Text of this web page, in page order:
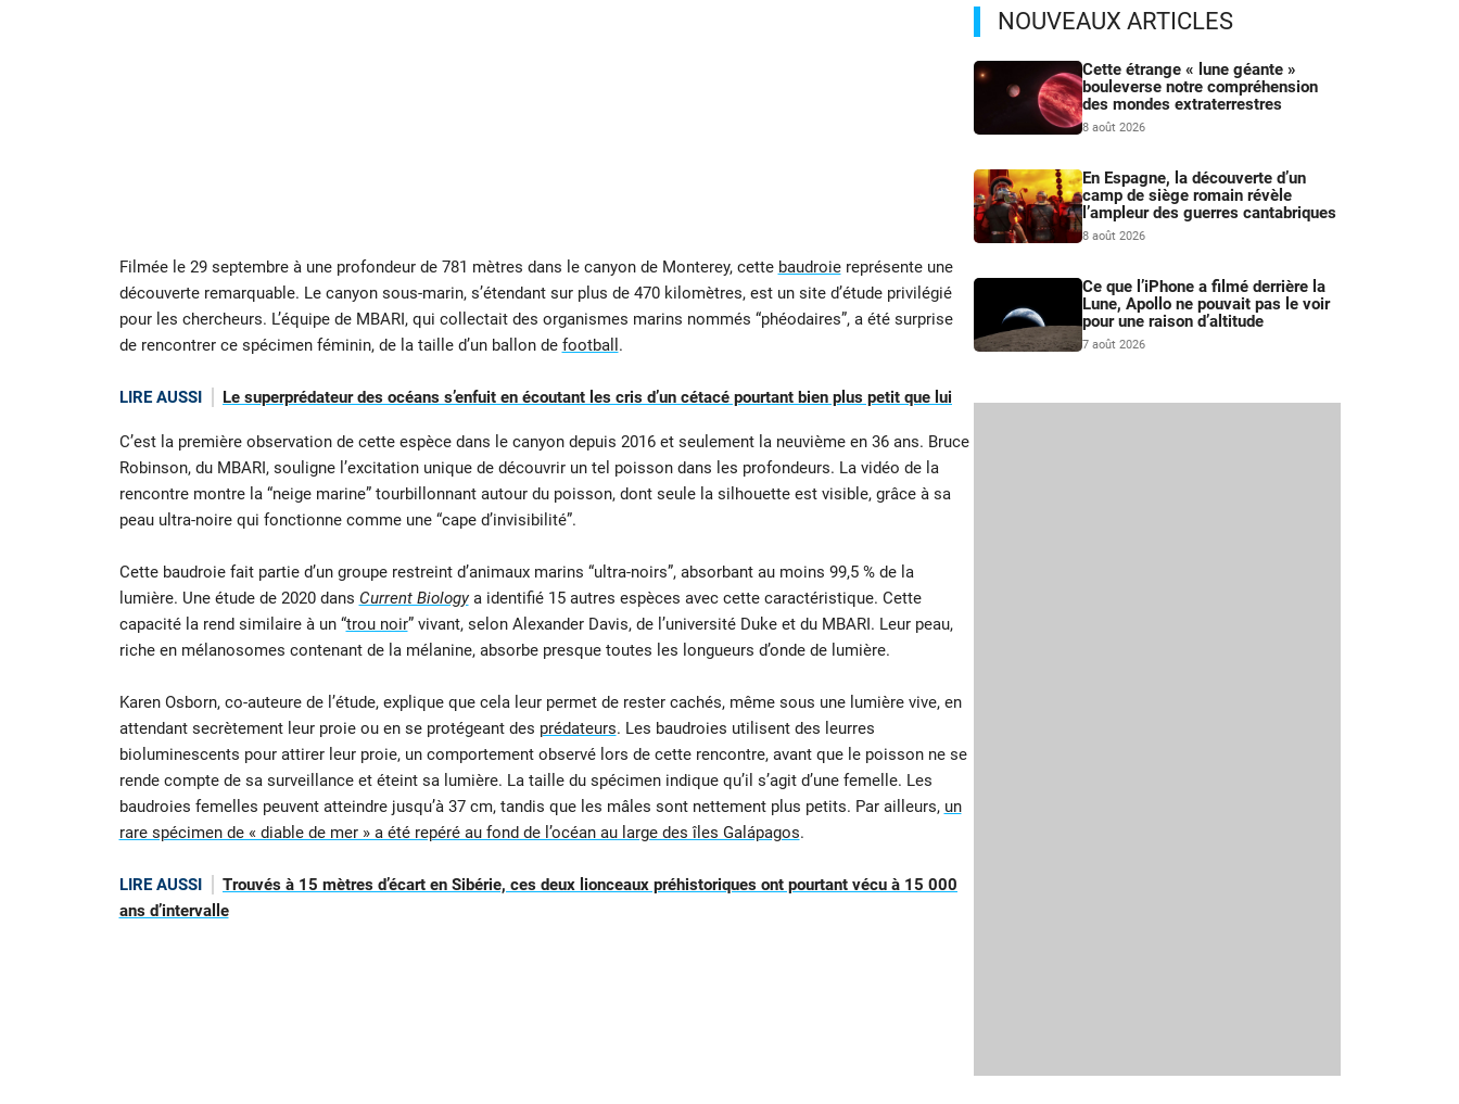
Filmée le 29 septembre à une profondeur de 781 mètres dans le canyon de Monterey, cette baudroiereprésente une
découverte remarquable. Le canyon sous-marin, s’étendant sur plus de 470 kilomètres, est un site d’étude privilégié
pour les chercheurs. L’équipe de MBARI, qui collectait des organismes marins nommés “phéodaires”, a été surprise
de rencontrer ce spécimen féminin, de la taille d’un ballon de football .
LIRE AUSSI Le superprédateur des océans s’enfuit en écoutant les cris d’un cétacé pourtant bien plus petit que lui
C’est la première observation de cette espèce dans le canyon depuis 2016 et seulement la neuvième en 36 ans. Bruce
Robinson, du MBARI, souligne l’excitation unique de découvrir un tel poisson dans les profondeurs. La vidéo de la
rencontre montre la “neige marine” tourbillonnant autour du poisson, dont seule la silhouette est visible, grâce à sa
peau ultra-noire qui fonctionne comme une “cape d’invisibilité”.
Cette baudroie fait partie d’un groupe restreint d’animaux marins “ultra-noirs”, absorbant au moins 99,5 % de la
lumière. Une étude de 2020 dans Current Biologya identifié 15 autres espèces avec cette caractéristique. Cette
capacité la rend similaire à un “trou noir” vivant, selon Alexander Davis, de l’université Duke et du MBARI. Leur peau,
riche en mélanosomes contenant de la mélanine, absorbe presque toutes les longueurs d’onde de lumière.
Karen Osborn, co-auteure de l’étude, explique que cela leur permet de rester cachés, même sous une lumière vive, en
attendant secrètement leur proie ou en se protégeant des prédateurs. Les baudroies utilisent des leurres
bioluminescents pour attirer leur proie, un comportement observé lors de cette rencontre, avant que le poisson ne se
rende compte de sa surveillance et éteint sa lumière. La taille du spécimen indique qu’il s’agit d’une femelle. Les
baudroies femelles peuvent atteindre jusqu’à 37 cm, tandis que les mâles sont nettement plus petits. Par ailleurs, un
rare spécimen de « diable de mer » a été repéré au fond de l’océan au large des îles Galápagos.
LIRE AUSSI
Trouvés à 15 mètres d’écart en Sibérie, ces deux lionceaux préhistoriques ont pourtant vécu à 15 000
ans d’intervalle
NOUVEAUX ARTICLES
Cette étrange « lune géante »
bouleverse notre compréhension
des mondes extraterrestres
8 août 2026
En Espagne, la découverte d’un
camp de siège romain révèle
l’ampleur des guerres cantabriques
8 août 2026
Ce que l’iPhone a filmé derrière la
Lune, Apollo ne pouvait pas le voir
pour une raison d’altitude
7 août 2026